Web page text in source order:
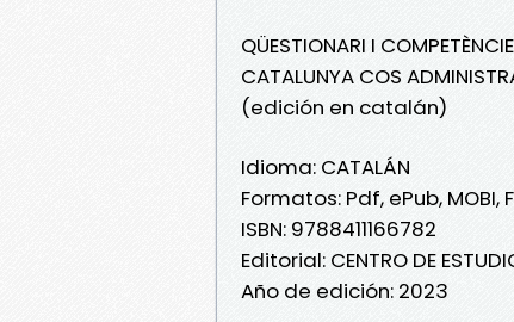
QÜESTIONARI I
CATALUNYA COS
(edición en catalán)
Idioma: CATALÁN
Formatos: Pdf, ePub, MOBI,
ISBN: 9788411166782
Editorial: CENTRO DE
Año de edición: 2023